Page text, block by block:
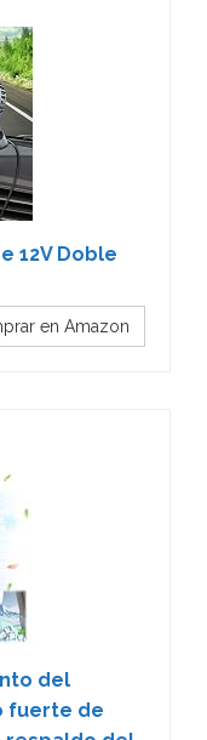
12V Doble
en Amazon
del
fuerte de